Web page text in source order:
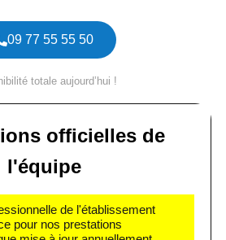
09 77 55 55 50
totale aujourd’hui !
officielles de
l'équipe
de l'établissement
pour nos prestations